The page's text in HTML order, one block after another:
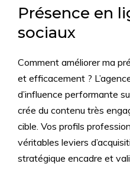
Présence en
sociaux
Comment améliorer ma
et efficacement ?
d’influence performante
crée du contenu très
cible. Vos profils
véritables leviers
stratégique encadre et